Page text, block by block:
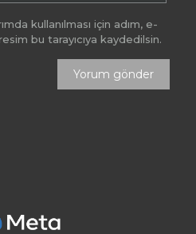
kullanılması için adım, e-
bu tarayıcıya kaydedilsin.